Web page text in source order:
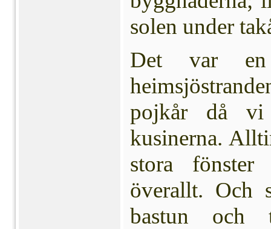
solen under
Det var en
pojkår då vi
kusinerna.
stora
överallt. Och
bastun och